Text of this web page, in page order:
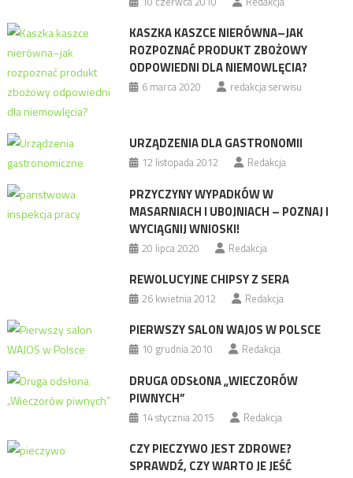
KASZKA KASZCE NIERÓWNA–JAK
ROZPOZNAĆ PRODUKT ZBOŻOWY
ODPOWIEDNI DLA NIEMOWLĘCIA?
6 marca 2020 redakcja serwisu
URZĄDZENIA DLA GASTRONOMII
12 listopada 2012 Redakcja
PRZYCZYNY WYPADKÓW W
MASARNIACH I UBOJNIACH – POZNAJ I
WYCIĄGNIJ WNIOSKI!
20 lipca 2020 Redakcja
REWOLUCYJNE CHIPSY Z SERA
26 kwietnia 2012 Redakcja
PIERWSZY SALON WAJOS W POLSCE
10 grudnia 2010 Redakcja
DRUGA ODSŁONA „WIECZORÓW
PIWNYCH”
14 stycznia 2015 Redakcja
CZY PIECZYWO JEST ZDROWE?
SPRAWDŹ, CZY WARTO JE JEŚĆ